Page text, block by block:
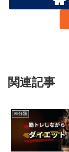
関連記事
未分類